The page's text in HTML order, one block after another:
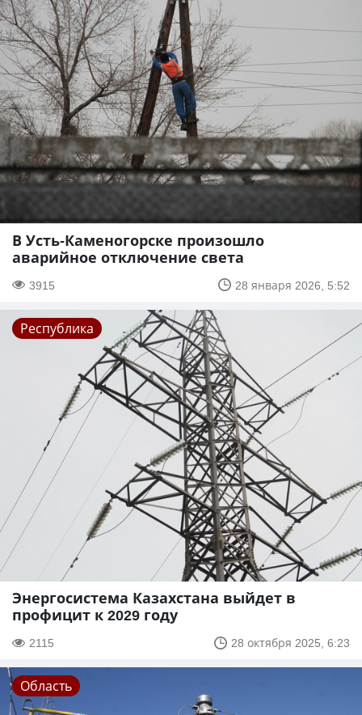
В Усть-Каменогорске произошло
аварийное отключение света
3915 28 января 2026, 5:52
Республика
Энергосистема Казахстана выйдет в
профицит к 2029 году
2115 28 октября 2025, 6:23
Область